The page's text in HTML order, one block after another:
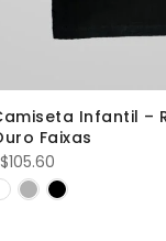
Infantil –
Faixas
105.60